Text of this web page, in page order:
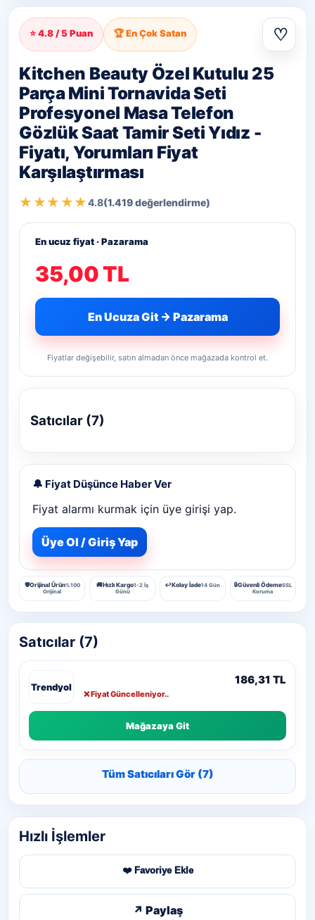
⭐ 4.8 / 5 Puan 🏆 En Çok Satan ♡
Kitchen Beauty Özel Kutulu 25
Parça Mini Tornavida Seti
Profesyonel Masa Telefon
Gözlük Saat Tamir Seti Yıdız -
Fiyatı, Yorumları Fiyat
Karşılaştırması
★★★★★4.8(1.419 değerlendirme)
En ucuz fiyat · Pazarama
35,00 TL
En Ucuza Git → Pazarama
Fiyatlar değişebilir, satın almadan önce mağazada kontrol et.
Satıcılar (7)
🔔 Fiyat Düşünce Haber Ver
Fiyat alarmı kurmak için üye girişi yap.
Üye Ol / Giriş Yap
🛡️Orijinal Ürün%100
Orijinal
🚚Hızlı Kargo1-2 İş
Günü
↩️Kolay İade14 Gün 🔒Güvenli ÖdemeSSL
Koruma
Satıcılar (7)
186,31 TL
❌ Fiyat Güncelleniyor..
Mağazaya Git
Tüm Satıcıları Gör (7)
Hızlı İşlemler
❤️ Favoriye Ekle
↗ Paylaş